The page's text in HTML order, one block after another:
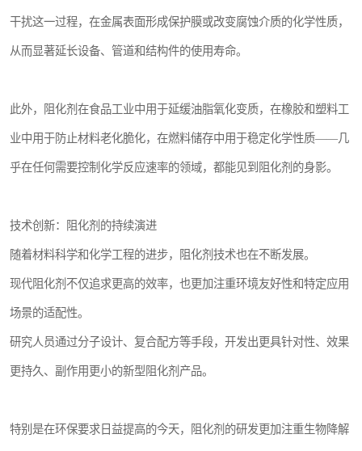
干扰这一过程，在金属表面形成保护膜或改变腐蚀介质的化学性质，
从而显著延长设备、管道和结构件的使用寿命。
此外，阻化剂在食品工业中用于延缓油脂氧化变质，在橡胶和塑料工
业中用于防止材料老化脆化，在燃料储存中用于稳定化学性质——几
乎在任何需要控制化学反应速率的领域，都能见到阻化剂的身影。
技术创新：阻化剂的持续演进
随着材料科学和化学工程的进步，阻化剂技术也在不断发展。
现代阻化剂不仅追求更高的效率，也更加注重环境友好性和特定应用
场景的适配性。
研究人员通过分子设计、复合配方等手段，开发出更具针对性、效果
更持久、副作用更小的新型阻化剂产品。
特别是在环保要求日益提高的今天，阻化剂的研发更加注重生物降解